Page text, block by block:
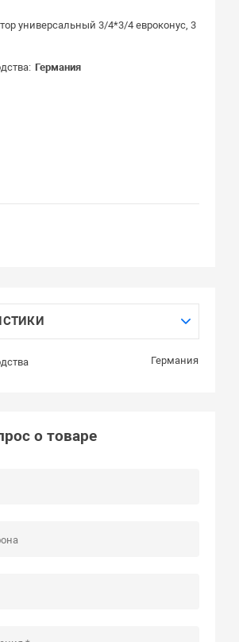
универсальный 3/4*3/4 евроконус, 3
Германия
Германия
о товаре